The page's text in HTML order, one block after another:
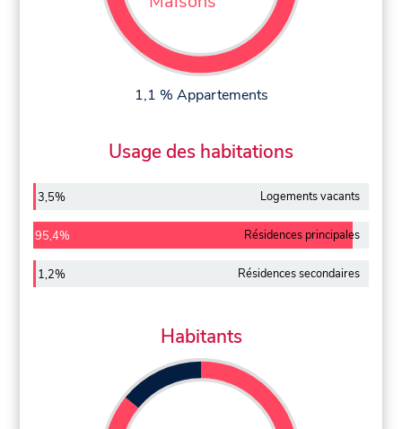
1,1 % Appartements
Usage des habitations
3,5% Logements vacants
95,4% Résidences principales
1,2% Résidences secondaires
Habitants